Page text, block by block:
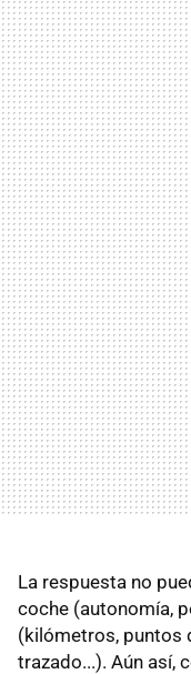
La respuesta no
coche (autonomía,
(kilómetros, puntos
trazado...). Aún así,